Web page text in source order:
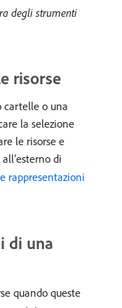
degli strumenti
risorse
cartelle o una
la selezione
le risorse e
di
rappresentazioni
di una
quando queste